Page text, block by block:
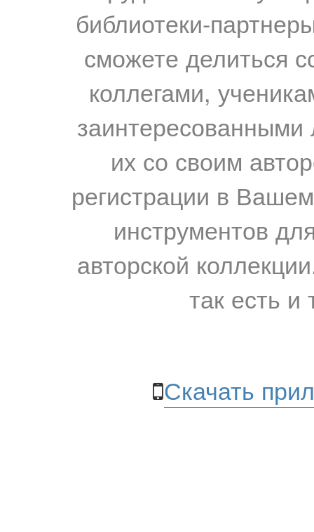
библиотеки-
сможете делиться
коллегами,
их со своим
регистрации в
инструментов
авторской
так есть и
Скачать